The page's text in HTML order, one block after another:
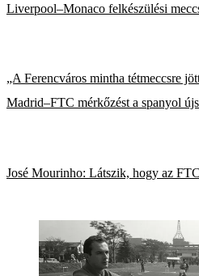
Liverpool–Monaco felkészülési
„A Ferencváros mintha tétmeccsre
Madrid–FTC mérkőzést a spanyol
José Mourinho: Látszik, hogy az